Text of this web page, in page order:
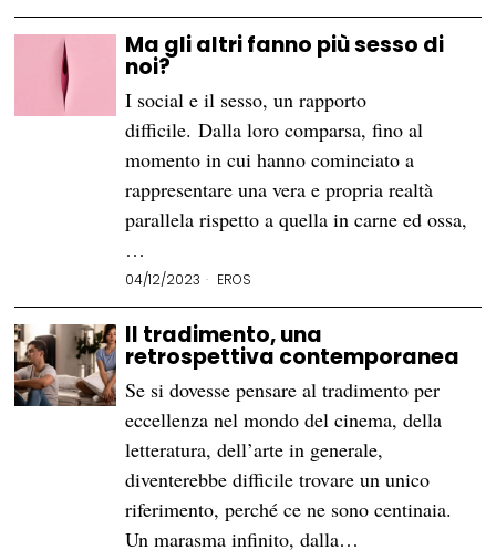
Ma gli altri fanno più sesso di
noi?
I social e il sesso, un rapporto
difficile. Dalla loro comparsa, fino al
momento in cui hanno cominciato a
rappresentare una vera e propria realtà
parallela rispetto a quella in carne ed ossa,
…
04/12/2023 EROS
Il tradimento, una
retrospettiva contemporanea
Se si dovesse pensare al tradimento per
eccellenza nel mondo del cinema, della
letteratura, dell’arte in generale,
diventerebbe difficile trovare un unico
riferimento, perché ce ne sono centinaia.
Un marasma infinito, dalla…